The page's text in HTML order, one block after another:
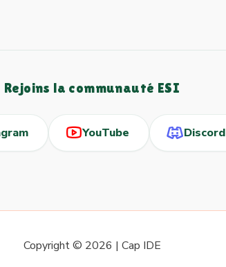
Rejoins la communauté ESI
YouTube Discord
Copyright © 2026 | Cap IDE